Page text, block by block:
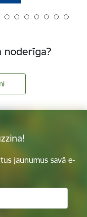
noderīga?
jaunumus savā e-